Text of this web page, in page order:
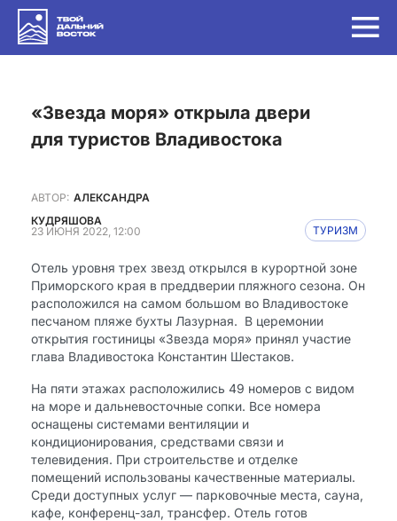
«Звезда моря» открыла двери
для туристов Владивостока
АВТОР: АЛЕКСАНДРА
КУДРЯШОВА
23 ИЮНЯ 2022, 12:00 ТУРИЗМ
Отель уровня трех звезд открылся в курортной зоне
Приморского края в преддверии пляжного сезона. Он
расположился на самом большом во Владивостоке
песчаном пляже бухты Лазурная. В церемонии
открытия гостиницы «Звезда моря» принял участие
глава Владивостока Константин Шестаков.
На пяти этажах расположились 49 номеров с видом
на море и дальневосточные сопки. Все номера
оснащены системами вентиляции и
кондиционирования, средствами связи и
телевидения. При строительстве и отделке
помещений использованы качественные материалы.
Среди доступных услуг — парковочные места, сауна,
кафе, конференц-зал, трансфер. Отель готов